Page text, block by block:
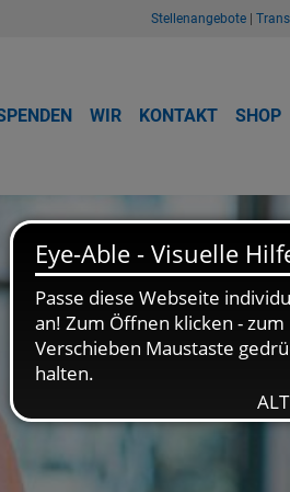
Stellenangebote
WIR KONTAKT SHOP